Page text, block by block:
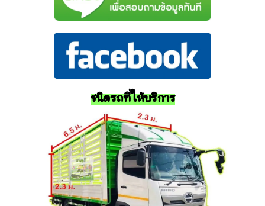
ชนิดรถที่ให้บริการ